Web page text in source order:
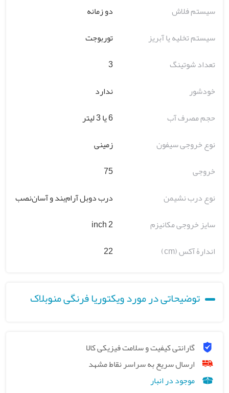
سیستم فلاش
دو زمانه
سیستم تخلیه یا آبریز
توربوجت
تعداد شوتینگ
3
خودشور
ندارد
حجم مصرف آب
6 یا 3 لیتر
نوع خروجی سیفون
زمینی
خروجی
75
نوع درب نشیمن
درب دوبل آرام‌بند و آسان‌نصب
سایز خروجی مکانیزم
2 inch
اندارۀ آکس (cm)
22
توضیحاتی در مورد ویکتوریا فرنگی منوبلاک
گارانتی کیفیت و سلامت فیزیکی کالا
ارسال سریع به سراسر نقاط مشهد
موجود در انبار